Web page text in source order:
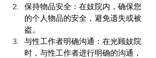
保持物品安全：在妓院内，确保您
的个人物品的安全，避免遗失或被
盗。
与性工作者明确沟通：在光顾妓院
时，与性工作者进行明确的沟通，